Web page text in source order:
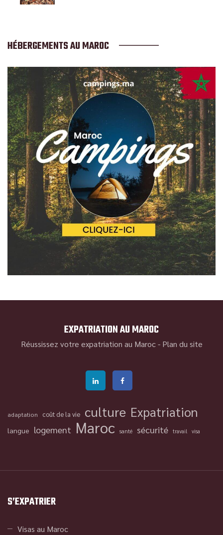
HÉBERGEMENTS AU MAROC
EXPATRIATION AU MAROC
Réussissez votre expatriation au Maroc - Plan du site
adaptation coût de la vie culture Expatriation
langue logement Maroc santé sécurité travail visa
S’EXPATRIER
Visas au Maroc